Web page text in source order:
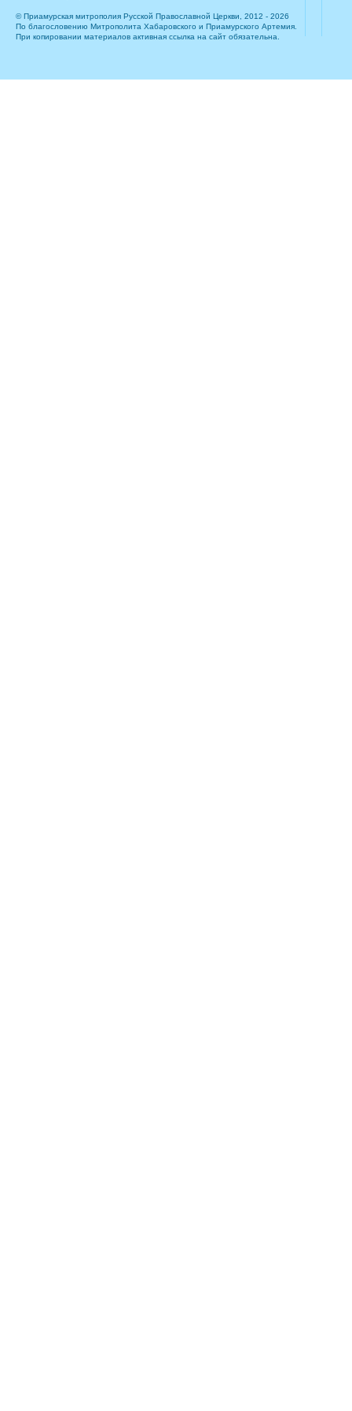
© Приамурская митрополия Русской Православной Церкви, 2012 - 2026
По благословению Митрополита Хабаровского и Приамурского Артемия.
При копировании материалов активная ссылка на сайт обязательна.